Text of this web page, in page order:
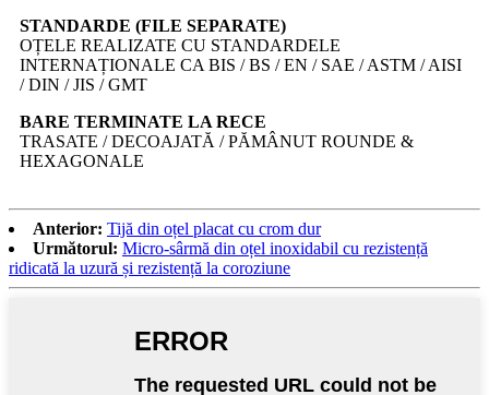
STANDARDE (FILE SEPARATE)
OȚELE REALIZATE CU STANDARDELE
INTERNAȚIONALE CA BIS / BS / EN / SAE / ASTM / AISI
/ DIN / JIS / GMT
BARE TERMINATE LA RECE
TRASATE / DECOAJATĂ / PĂMÂNUT ROUNDE &
HEXAGONALE
Anterior: Tijă din oțel placat cu crom dur
Următorul: Micro-sârmă din oțel inoxidabil cu rezistență
ridicată la uzură și rezistență la coroziune